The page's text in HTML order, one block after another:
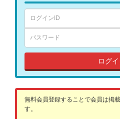
ログ
無料会員登録することで会員は掲
す。